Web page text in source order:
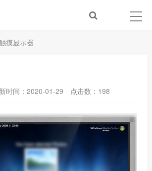
摸显示器
时间：2020-01-29 点击数： 198